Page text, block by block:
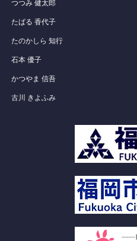
つつみ 健太郎
たばる 香代子
たのかしら 知行
石本 優子
かつやま 信吾
古川 きよふみ